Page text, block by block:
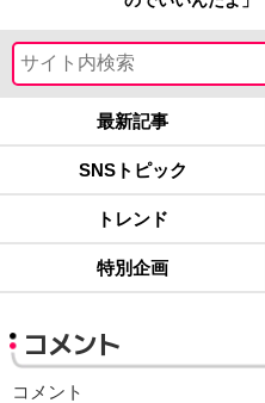
最新記事
SNSトピック
トレンド
特別企画
コメント
コメント